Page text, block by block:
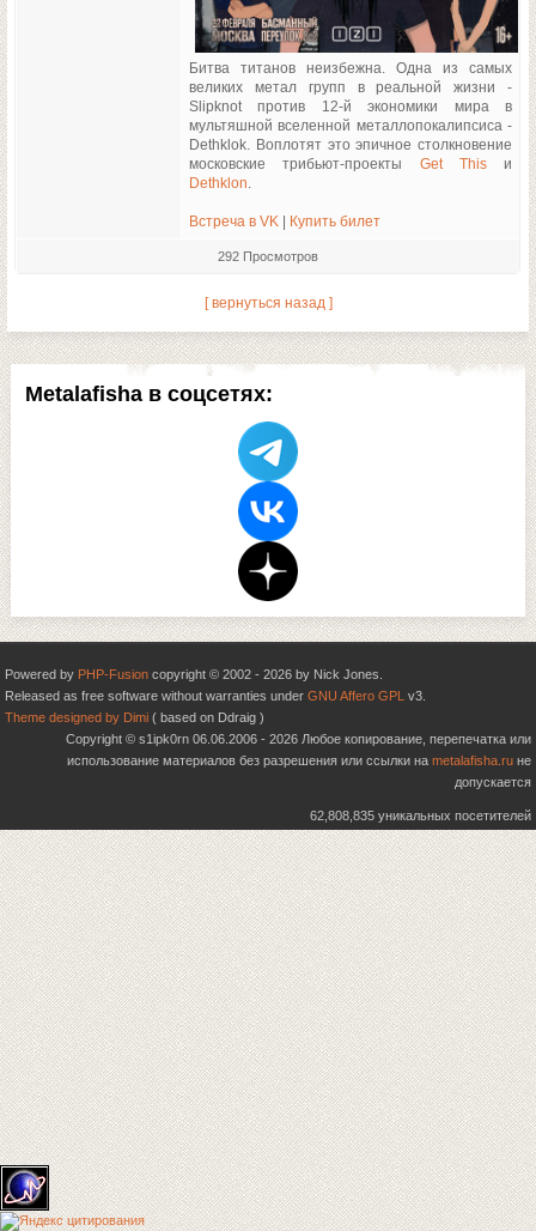
Metalafisha в соцсетях:
Битва титанов неизбежна. Одна из самых
великих метал групп в реальной жизни -
Slipknot против 12-й экономики мира в
мультяшной вселенной металлопокалипсиса -
Dethklok. Воплотят это эпичное столкновение
московские трибьют-проекты Get Thisи
Dethklon
Встреча в VK Купить билет
292 Просмотров
[ вернуться назад ]
Powered by PHP-Fusion copyright © 2002 - 2026 by Nick Jones.
Released as free software without warranties under GNU Affero GPL v3.
Theme designed by Dimi ( based on Ddraig )
Copyright © s1ipk0rn 06.06.2006 - 2026 Любое копирование, перепечатка или
использование материалов без разрешения или ссылки на metalafisha.ru не
допускается
62,808,835 уникальных посетителей